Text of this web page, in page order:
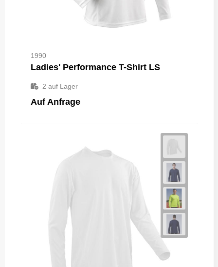
1990
Ladies' Performance T-Shirt LS
2 auf Lager
Auf Anfrage